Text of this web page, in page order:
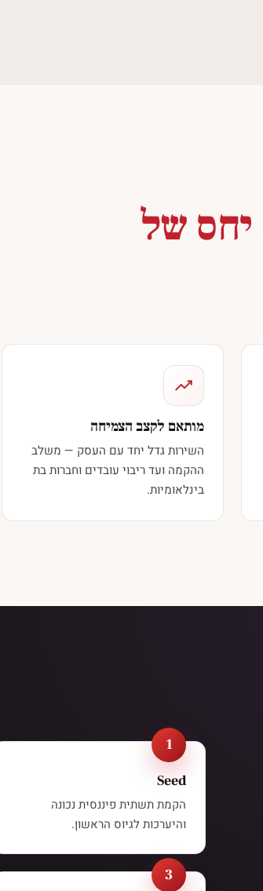
יחס של
מותאם לקצב הצמיחה
השירות גדל יחד עם העסק — משלב
ההקמה ועד ריבוי עובדים וחברות בת
בינלאומיות.
Seed
הקמת תשתית פיננסית נכונה
והיערכות לגיוס הראשון.